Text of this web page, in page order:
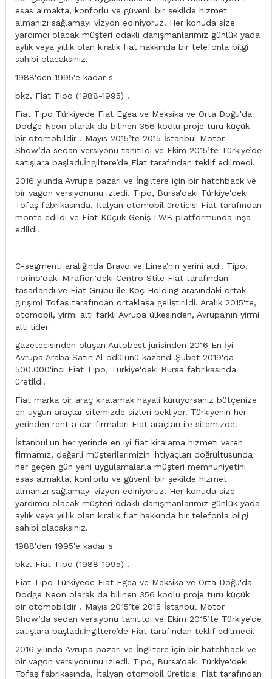
esas almakta, konforlu ve güvenli bir şekilde hizmet
almanızı sağlamayı vizyon ediniyoruz. Her konuda size
yardımcı olacak müşteri odaklı danışmanlarımız günlük yada
aylık veya yıllık olan kiralık fiat hakkında bir telefonla bilgi
sahibi olacaksınız.
1988'den 1995'e kadar s
bkz. Fiat Tipo (1988-1995) .
Fiat Tipo Türkiyede Fiat Egea ve Meksika ve Orta Doğu'da
Dodge Neon olarak da bilinen 356 kodlu proje türü küçük
bir otomobildir . Mayıs 2015’te 2015 İstanbul Motor
Show’da sedan versiyonu tanıtıldı ve Ekim 2015’te Türkiye’de
satışlara başladı.İngiltere’de Fiat tarafından teklif edilmedi.
2016 yılında Avrupa pazarı ve İngiltere için bir hatchback ve
bir vagon versiyonunu izledi. Tipo, Bursa'daki Türkiye'deki
Tofaş fabrikasında, İtalyan otomobil üreticisi Fiat tarafından
monte edildi ve Fiat Küçük Geniş LWB platformunda inşa
edildi.
C-segmenti aralığında Bravo ve Linea'nın yerini aldı. Tipo,
Torino'daki Mirafiori'deki Centro Stile Fiat tarafından
tasarlandı ve Fiat Grubu ile Koç Holding arasındaki ortak
girişimi Tofaş tarafından ortaklaşa geliştirildi. Aralık 2015'te,
otomobil, yirmi altı farklı Avrupa ülkesinden, Avrupa'nın yirmi
altı lider
gazetecisinden oluşan Autobest jürisinden 2016 En İyi
Avrupa Araba Satın Al ödülünü kazandı.Şubat 2019'da
500.000'inci Fiat Tipo, Türkiye'deki Bursa fabrikasında
üretildi.
Fiat marka bir araç kiralamak hayali kuruyorsanız bütçenize
en uygun araçlar sitemizde sizleri bekliyor. Türkiyenin her
yerinden rent a car firmaları Fiat araçları ile sitemizde.
İstanbul'un her yerinde en iyi fiat kiralama hizmeti veren
firmamız, değerli müşterilerimizin ihtiyaçları doğrultusunda
her geçen gün yeni uygulamalarla müşteri memnuniyetini
esas almakta, konforlu ve güvenli bir şekilde hizmet
almanızı sağlamayı vizyon ediniyoruz. Her konuda size
yardımcı olacak müşteri odaklı danışmanlarımız günlük yada
aylık veya yıllık olan kiralık fiat hakkında bir telefonla bilgi
sahibi olacaksınız.
1988'den 1995'e kadar s
bkz. Fiat Tipo (1988-1995) .
Fiat Tipo Türkiyede Fiat Egea ve Meksika ve Orta Doğu'da
Dodge Neon olarak da bilinen 356 kodlu proje türü küçük
bir otomobildir . Mayıs 2015’te 2015 İstanbul Motor
Show’da sedan versiyonu tanıtıldı ve Ekim 2015’te Türkiye’de
satışlara başladı.İngiltere’de Fiat tarafından teklif edilmedi.
2016 yılında Avrupa pazarı ve İngiltere için bir hatchback ve
bir vagon versiyonunu izledi. Tipo, Bursa'daki Türkiye'deki
Tofaş fabrikasında, İtalyan otomobil üreticisi Fiat tarafından